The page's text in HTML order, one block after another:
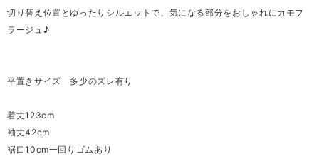
切り替え位置とゆったりシルエットで、気になる部分をおしゃれにカモフ
ラージュ♪
平置きサイズ 多少のズレ有り
着丈123cm
袖丈42cm
裾口10cm一回りゴムあり